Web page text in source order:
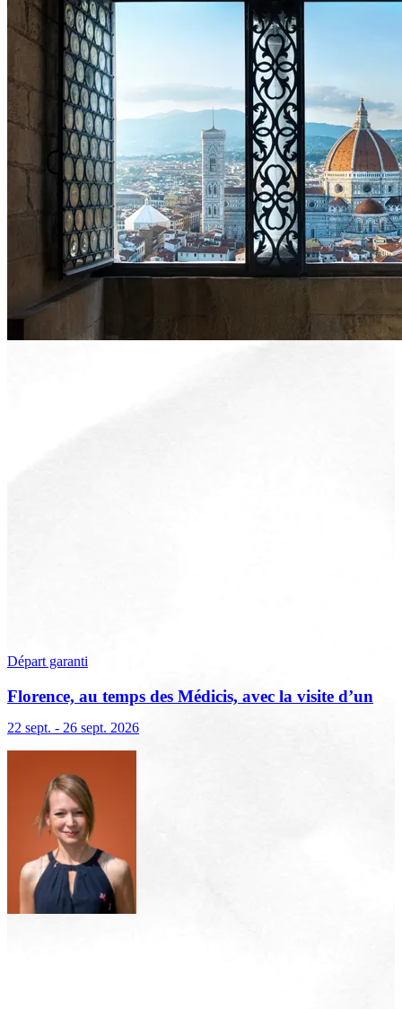
Départ garanti
Florence, au temps des Médicis, avec la visite d’un
22 sept. - 26 sept. 2026